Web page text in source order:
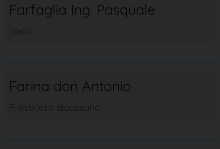
Farfaglia Ing. Pasquale
Laico
Farina don Antonio
Presbitero diocesano